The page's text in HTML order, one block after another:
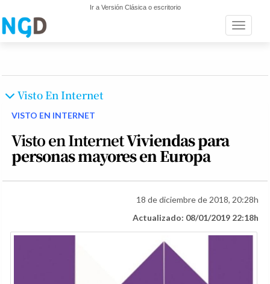
Ir a Versión Clásica o escritorio
Toggle
Visto En Internet
VISTO EN INTERNET
Visto en InternetViviendas para
personas mayores en Europa
18 de diciembre de 2018, 20:28h
Actualizado: 08/01/2019 22:18h